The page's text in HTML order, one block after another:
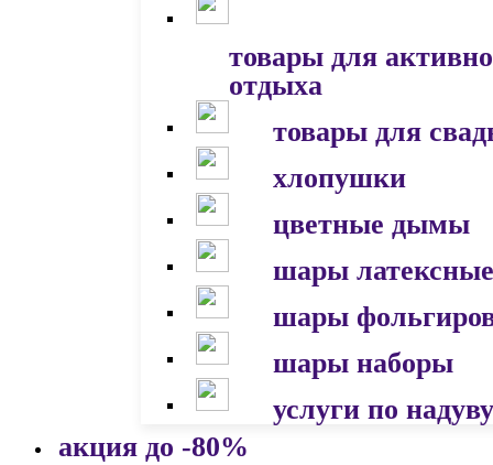
товары для
отдыха
товары для
хлопушки
цветные дымы
шары латексные
шары
шары наборы
услуги по надуву
акция до -80%